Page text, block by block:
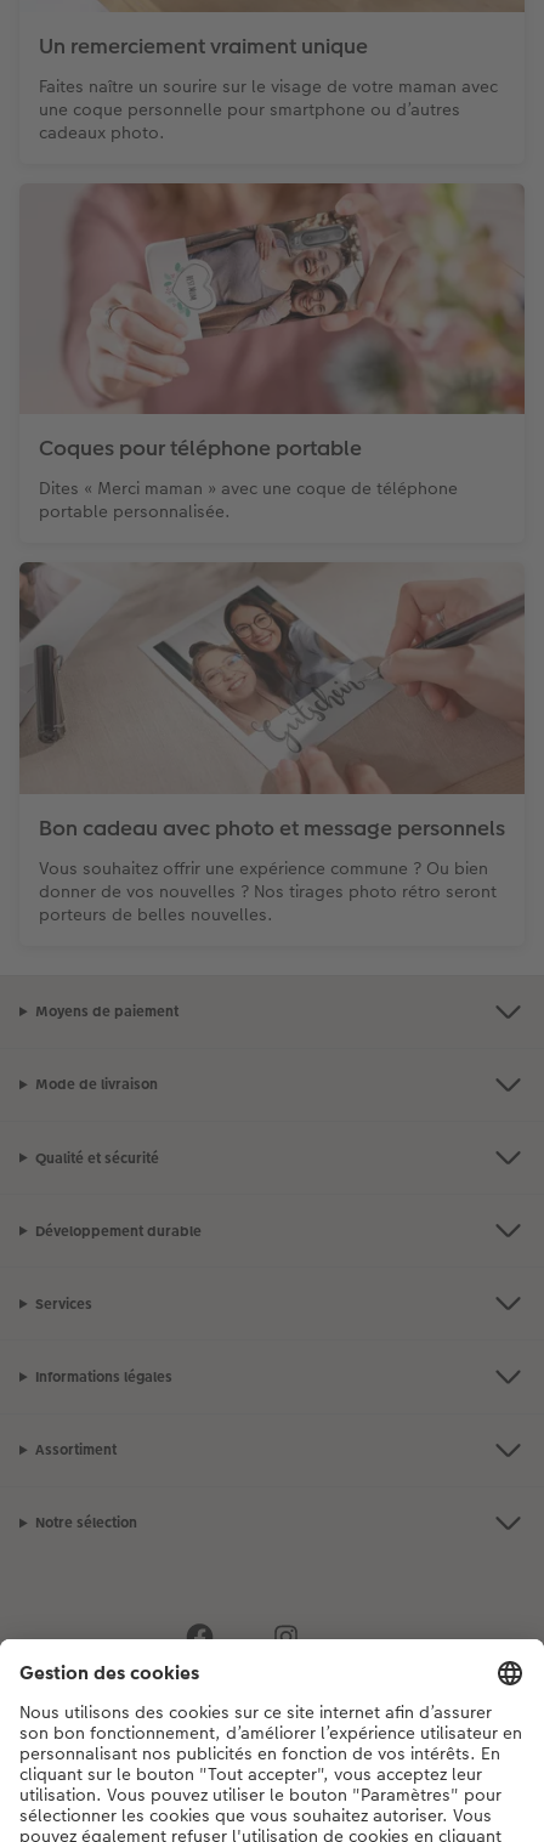
Un remerciement vraiment unique
Faites naître un sourire sur le visage de votre maman avec
une coque personnelle pour smartphone ou d’autres
cadeaux photo.
Coques pour téléphone portable
Dites « Merci maman » avec une coque de téléphone
portable personnalisée.
Bon cadeau avec photo et message personnels
Vous souhaitez offrir une expérience commune ? Ou bien
donner de vos nouvelles ? Nos tirages photo rétro seront
porteurs de belles nouvelles.
Moyens de paiement
Mode de livraison
Qualité et sécurité
Développement durable
Services
Informations légales
Assortiment
Notre sélection
Si vous avez des questions concernant nos produits ou votre commande,
n'hésitez pas à nous contacter du lundi au dimanche, de 9h00 à 20h00
(hors jours fériés), au numéro de téléphone044 499 00 12• 7j/7 • de 9h à
20h
DE|FR|IT